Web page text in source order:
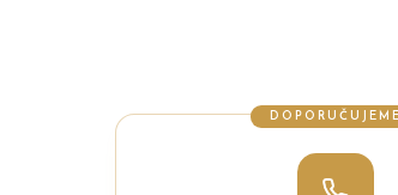
DOPORUČUJEME